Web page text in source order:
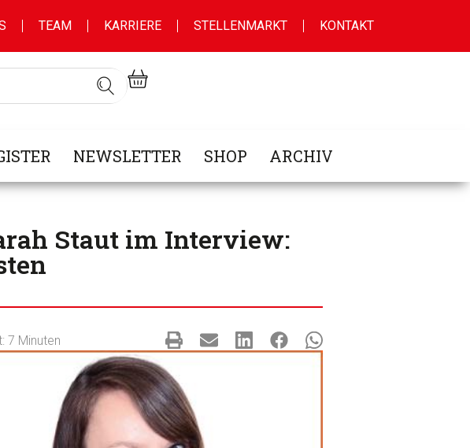
TEAM KARRIERE STELLENMARKT KONTAKT
NEWSLETTER SHOP ARCHIV
Staut im Interview:
7 Minuten